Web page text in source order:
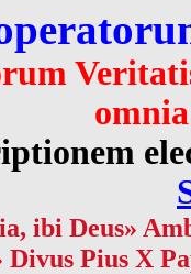
ibi Deus»
Divus Pius X